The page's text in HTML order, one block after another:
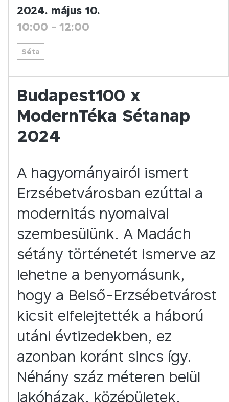
2024. május 10.
10:00 - 12:00
Séta
Budapest100 x
ModernTéka Sétanap
2024
A hagyományairól ismert
Erzsébetvárosban ezúttal a
modernitás nyomaival
szembesülünk. A Madách
sétány történetét ismerve az
lehetne a benyomásunk,
hogy a Belső-Erzsébetvárost
kicsit elfelejtették a háború
utáni évtizedekben, ez
azonban koránt sincs így.
Néhány száz méteren belül
lakóházak, középületek,